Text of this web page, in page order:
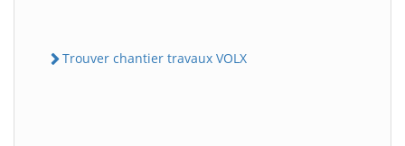
Trouver chantier travaux VOLX